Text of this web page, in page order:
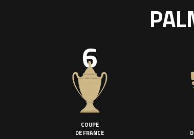
6
COUPE
DE FRANCE